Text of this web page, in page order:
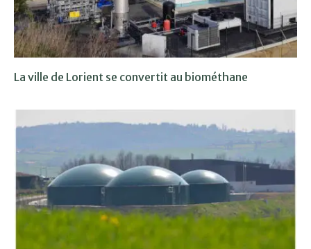
La ville de Lorient se convertit au biométhane